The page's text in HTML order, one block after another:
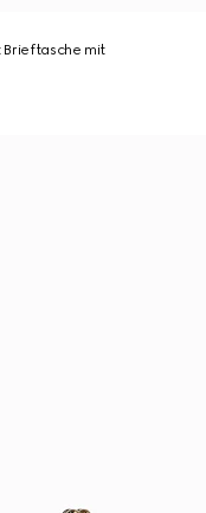
Brieftasche mit